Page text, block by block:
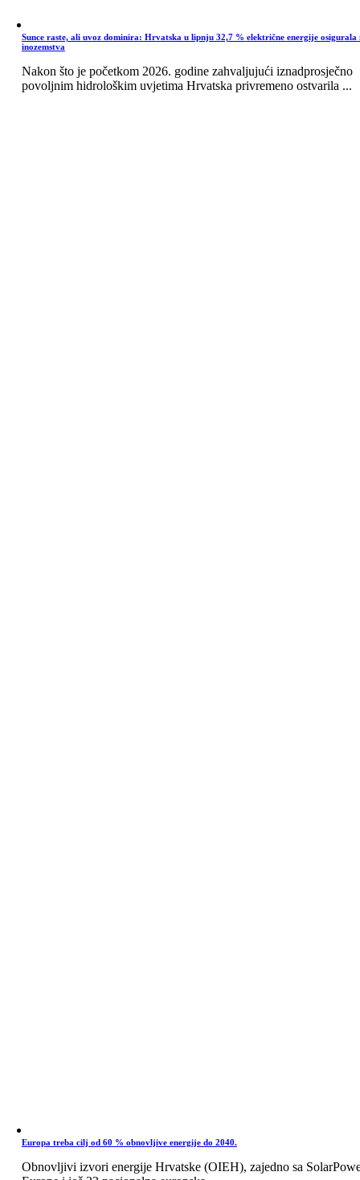
Sunce raste, ali uvoz dominira: Hrvatska u lipnju 32,7 % električne energije osigurala
inozemstva
Nakon što je početkom 2026. godine zahvaljujući iznadprosječno
povoljnim hidrološkim uvjetima Hrvatska privremeno ostvarila ...
Europa treba cilj od 60 % obnovljive energije do 2040.
Obnovljivi izvori energije Hrvatske (OIEH), zajedno sa